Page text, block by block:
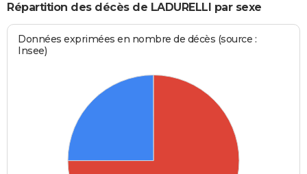
Répartition des décès de LADURELLI par sexe
Données exprimées en nombre de décès (source :
Insee)